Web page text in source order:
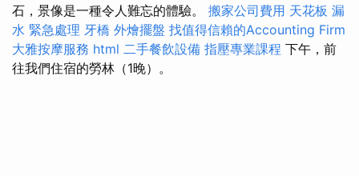
石，景像是一種令人難忘的體驗。 搬家公司費用 天花板 漏
水 緊急處理 牙橋 外燴擺盤 找值得信賴的Accounting Firm
大雅按摩服務 html 二手餐飲設備 指壓專業課程 下午，前
往我們住宿的勞林（1晚）。